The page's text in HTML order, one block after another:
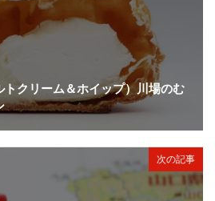
クリーム＆ホイップ）川場のむ
次の記事